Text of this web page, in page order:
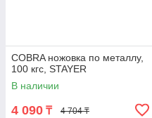
COBRA ножовка по металлу,
100 кгс, STAYER
В наличии
4 090 ₸ 4 704 ₸